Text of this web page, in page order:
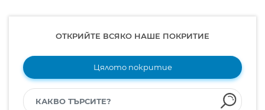
ОТКРИЙТЕ ВСЯКО НАШЕ ПОКРИТИЕ
Цялото покритие